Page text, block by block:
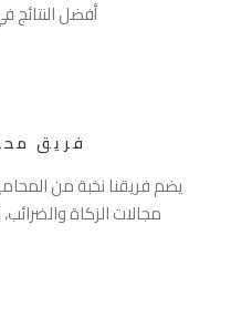
أفضل
فريق
يضم فريقنا نخبة من
مجالات الزكاة